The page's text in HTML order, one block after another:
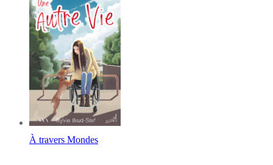
À travers Mondes